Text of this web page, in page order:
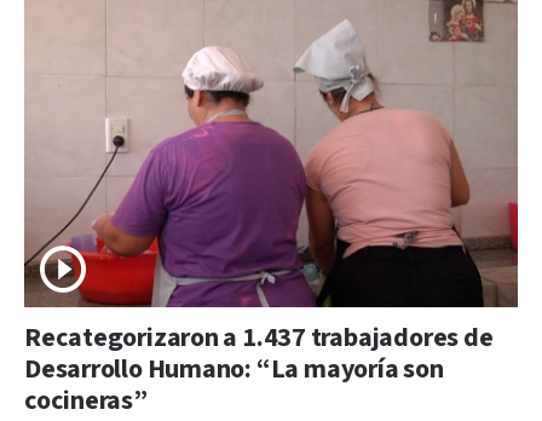
Recategorizaron a 1.437 trabajadores de
Desarrollo Humano: “La mayoría son
cocineras”